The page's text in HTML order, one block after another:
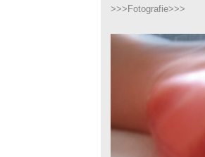
>>>Fotografie>>>